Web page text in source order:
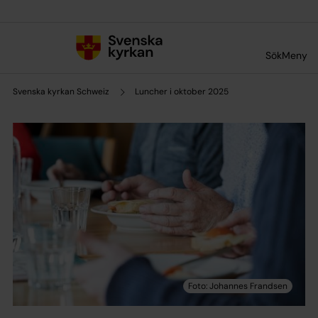
SökMeny
Svenska kyrkan Schweiz Luncher i oktober 2025